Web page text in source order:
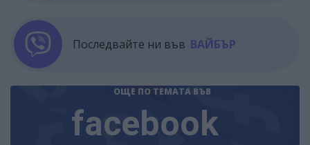
Последвайте ни във ВАЙБЪР
ОЩЕ ПО ТЕМАТА ВЪВ
facebook